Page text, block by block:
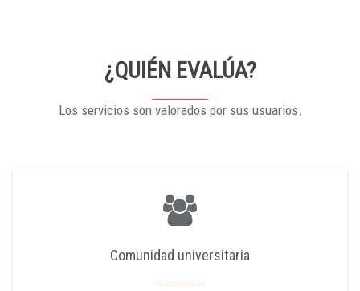
¿QUIÉN EVALÚA?
Los servicios son valorados por sus usuarios.
Comunidad universitaria